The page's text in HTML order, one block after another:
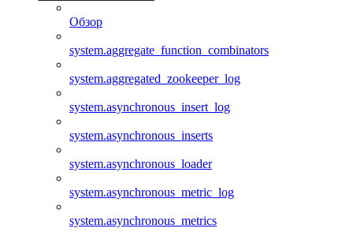
Обзор
system.aggregate_function_combinators
system.aggregated_zookeeper_log
system.asynchronous_insert_log
system.asynchronous_inserts
system.asynchronous_loader
system.asynchronous_metric_log
system.asynchronous_metrics